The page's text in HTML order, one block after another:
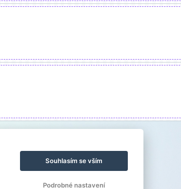
Souhlasím se vším
Podrobné nastavení